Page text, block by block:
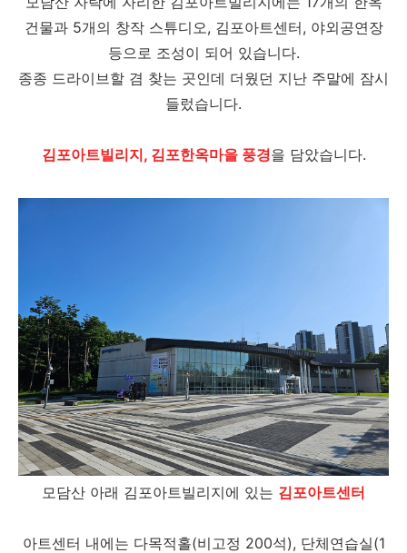
건물과 5개의 창작 스튜디오, 김포아트센터, 야외공연장
등으로 조성이 되어 있습니다.
종종 드라이브할 겸 찾는 곳인데 더웠던 지난 주말에 잠시
들렀습니다.
김포아트빌리지, 김포한옥마을 풍경을 담았습니다.
모담산 아래 김포아트빌리지에 있는 김포아트센터
아트센터 내에는 다목적홀(비고정 200석), 단체연습실(1